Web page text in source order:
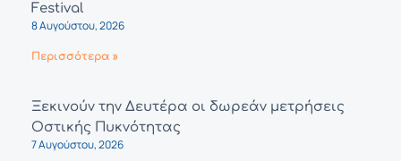
Festival
8 Αυγούστου, 2026
Περισσότερα »
Ξεκινούν την Δευτέρα οι δωρεάν μετρήσεις
Οστικής Πυκνότητας
7 Αυγούστου, 2026